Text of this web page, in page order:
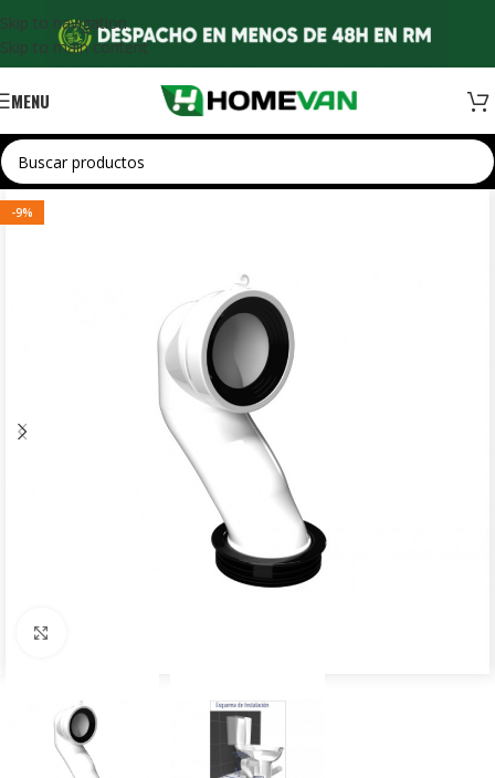
Skip to navigation
Skip to main content
MENU
-9%